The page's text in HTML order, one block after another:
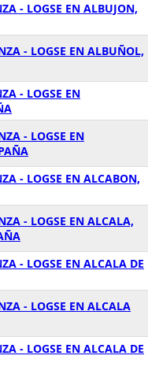
- LOGSE EN ALBUJON,
- LOGSE EN ALBUÑOL,
- LOGSE EN
- LOGSE EN
- LOGSE EN ALCABON,
- LOGSE EN ALCALA,
- LOGSE EN ALCALA DE
- LOGSE EN ALCALA
- LOGSE EN ALCALA DE